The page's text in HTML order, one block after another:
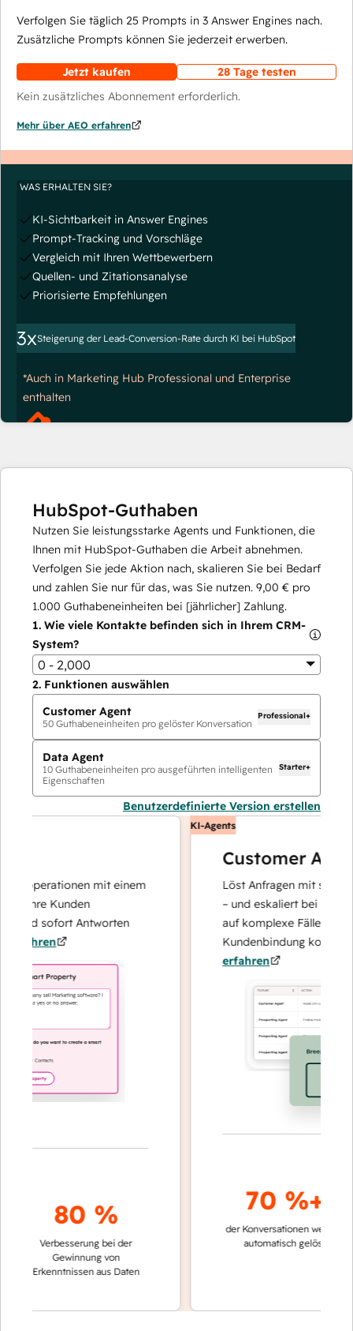
Verfolgen Sie täglich 25 Prompts in 3 Answer Engines nach.
Zusätzliche Prompts können Sie jederzeit erwerben.
Jetzt kaufen
28 Tage testen
Kein zusätzliches Abonnement erforderlich.
Mehr über AEO erfahren
WAS ERHALTEN SIE?
KI-Sichtbarkeit in Answer Engines
Prompt-Tracking und Vorschläge
Vergleich mit Ihren Wettbewerbern
Quellen- und Zitationsanalyse
Priorisierte Empfehlungen
3xSteigerung der Lead-Conversion-Rate durch KI bei HubSpot
*Auch in Marketing Hub Professional und Enterprise
enthalten
HubSpot-Guthaben
Nutzen Sie leistungsstarke Agents und Funktionen, die
Ihnen mit HubSpot-Guthaben die Arbeit abnehmen.
Verfolgen Sie jede Aktion nach, skalieren Sie bei Bedarf
und zahlen Sie nur für das, was Sie nutzen. 9,00 € pro
1.000 Guthabeneinheiten bei [jährlicher] Zahlung.
1. Wie viele Kontakte befinden sich in Ihrem CRM-
System?
0 - 2,000
2. Funktionen auswählen
Customer Agent
50 Guthabeneinheiten pro gelöster Konversation
Professional+
Data Agent
10 Guthabeneinheiten pro ausgeführten intelligenten
Eigenschaften
Starter+
Benutzerdefinierte Version erstellen
mit einem
Kunden
sofort Antworten
80 %
Verbesserung bei der
Gewinnung von
Erkenntnissen aus Daten
KI-Agents
Customer Agent
Löst Anfragen mit schnellen,
– und eskaliert bei Bedarf,
auf komplexe Fälle und den
Kundenbindung
erfahren
70 %+
der Konversationen werden
automatisch gelöst